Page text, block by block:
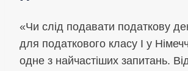
«Чи слід подавати податкову
для податкового класу I у
одне з найчастіших запитань.